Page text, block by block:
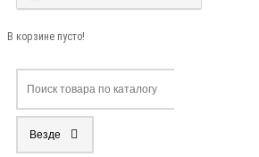
В корзине пусто!
Везде